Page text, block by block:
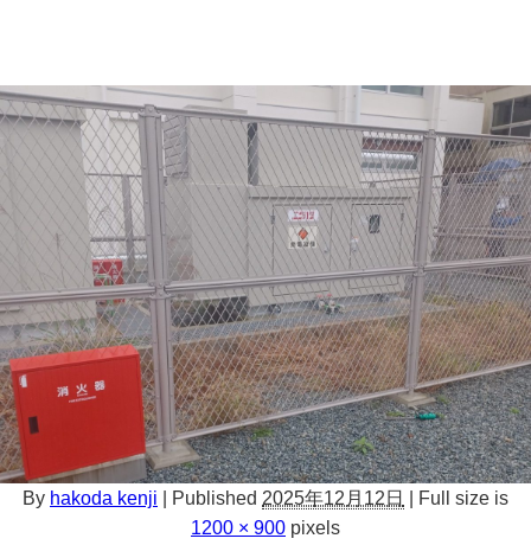
By hakoda kenji Published 2025年12月12日
Full size is
1200 × 900 pixels